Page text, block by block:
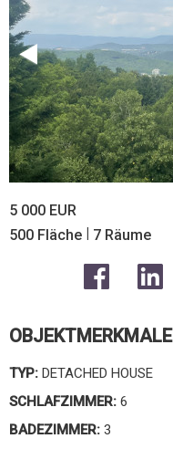
5 000 EUR
500 Fläche | 7 Räume
OBJEKTMERKMALE
TYP: DETACHED HOUSE
SCHLAFZIMMER: 6
BADEZIMMER: 3